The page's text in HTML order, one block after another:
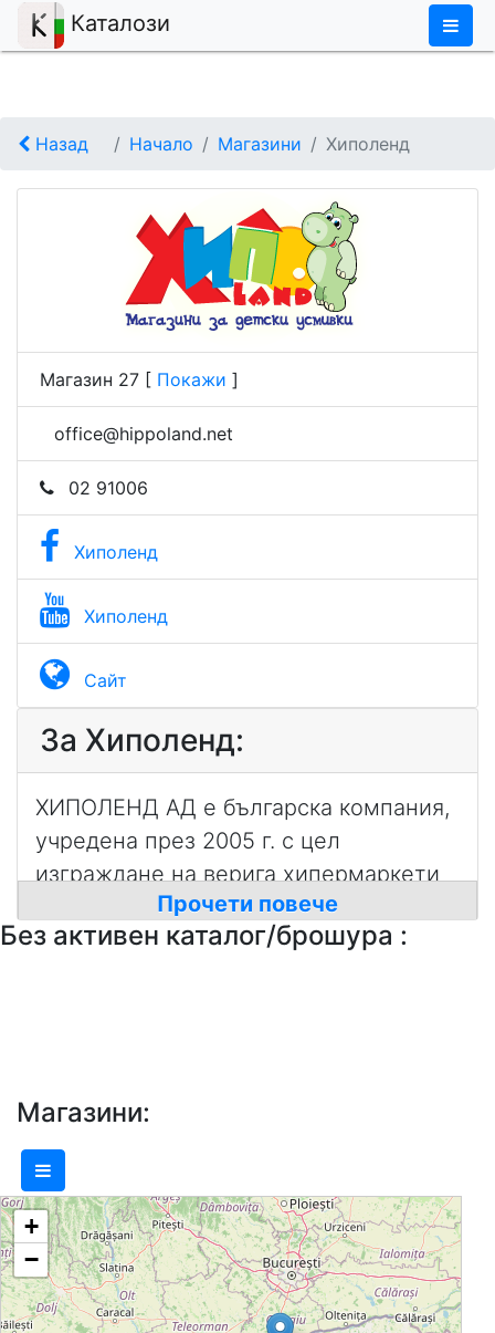
Каталози ×
Назад Начало Магазини Хиполенд
Магазин 27 [ Покажи ]
office@hippoland.net
02 91006
Хиполенд
Хиполенд
Сайт
За Хиполенд:
ХИПОЛЕНД АД е българска компания,
учредена през 2005 г. с цел
изграждане на верига хипермаркети
за детски и бебешки стоки в цялата
страна. Мисията на ХИПОЛЕНД е да
грижа. ХИПОЛЕНД е най-голямата в
хипермаркети. Във всеки от
магазините ни се предлага всичко,
необходимо за отглеждането и
възпитанието на детето от раждането
му до 10-12 годишна възраст.
Прочети повече
Без активен каталог/брошура :
Магазини:
+
−